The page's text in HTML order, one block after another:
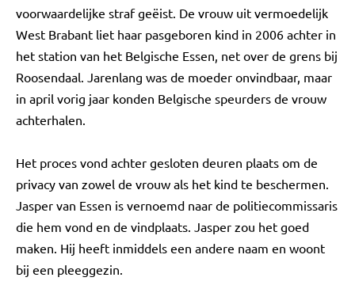
voorwaardelijke straf geëist. De vrouw uit vermoedelijk
West Brabant liet haar pasgeboren kind in 2006 achter in
het station van het Belgische Essen, net over de grens bij
Roosendaal. Jarenlang was de moeder onvindbaar, maar
in april vorig jaar konden Belgische speurders de vrouw
achterhalen.
Het proces vond achter gesloten deuren plaats om de
privacy van zowel de vrouw als het kind te beschermen.
Jasper van Essen is vernoemd naar de politiecommissaris
die hem vond en de vindplaats. Jasper zou het goed
maken. Hij heeft inmiddels een andere naam en woont
bij een pleeggezin.